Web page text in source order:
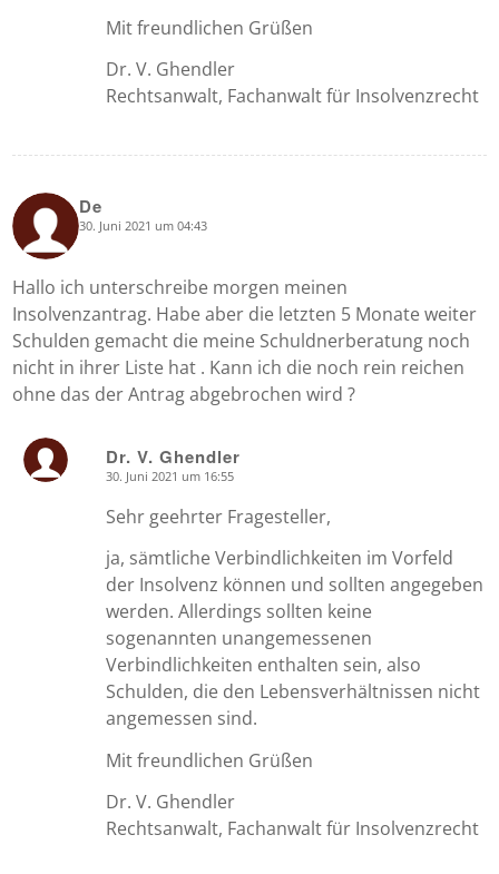
Mit freundlichen Grüßen
Dr. V. Ghendler
Rechtsanwalt, Fachanwalt für Insolvenzrecht
De
says: 30. Juni 2021 um 04:43
Hallo ich unterschreibe morgen meinen
Insolvenzantrag. Habe aber die letzten 5 Monate weiter
Schulden gemacht die meine Schuldnerberatung noch
nicht in ihrer Liste hat . Kann ich die noch rein reichen
ohne das der Antrag abgebrochen wird ?
Dr. V. Ghendler
30. Juni 2021 um 16:55
Sehr geehrter Fragesteller,
ja, sämtliche Verbindlichkeiten im Vorfeld
der Insolvenz können und sollten angegeben
werden. Allerdings sollten keine
sogenannten unangemessenen
Verbindlichkeiten enthalten sein, also
Schulden, die den Lebensverhältnissen nicht
angemessen sind.
Mit freundlichen Grüßen
Dr. V. Ghendler
Rechtsanwalt, Fachanwalt für Insolvenzrecht